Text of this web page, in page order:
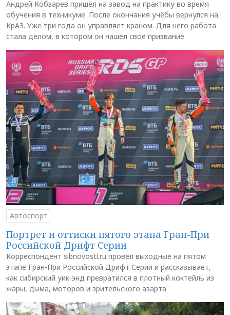
Андрей Кобзарев пришёл на завод на практику во время
обучения в техникуме. После окончания учёбы вернулся на
КрАЗ. Уже три года он управляет краном. Для него работа
стала делом, в котором он нашёл своё призвание
Автоспорт
Портрет и оттиски пятого этапа Гран-При
Российской Дрифт Серии
Корреспондент sibnovosti.ru провёл выходные на пятом
этапе Гран-При Российской Дрифт Серии и рассказывает,
как сибирский уик-энд превратился в плотный коктейль из
жары, дыма, моторов и зрительского азарта